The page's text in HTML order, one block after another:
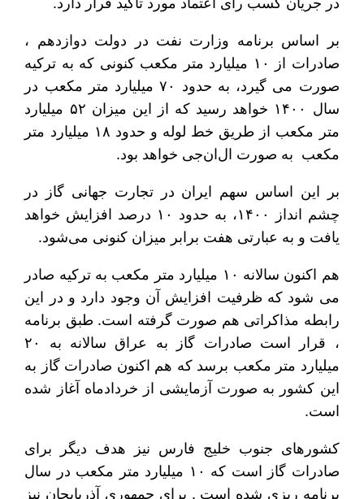
بر اساس برنامه وزارت نفت در دولت دوازدهم ،
صادرات از ۱۰ میلیارد متر مکعب کنونی که به ترکیه
صورت می گیرد، به حدود ۷۰ میلیارد متر مکعب در
سال ۱۴۰۰ خواهد رسید که از این میزان ۵۲ میلیارد
متر مکعب از طریق خط لوله و حدود ۱۸ میلیارد متر
مکعب به صورت ال‌ان‌جی خواهد بود.
بر این اساس سهم ایران در تجارت جهانی گاز در
چشم انداز ۱۴۰۰، به حدود ۱۰ درصد افزایش خواهد
یافت و به عبارتی هفت برابر میزان کنونی می‌شود.
هم اکنون سالانه ۱۰ میلیارد متر مکعب به ترکیه صادر
می شود که ظرفیت افزایش آن وجود دارد و در این
رابطه مذاکراتی هم صورت گرفته است. طبق برنامه
، قرار است صادرات گاز به عراق سالانه به ۲۰
میلیارد متر مکعب برسد که هم اکنون صادرات گاز به
این کشور به صورت آزمایشی از خردادماه آغاز شده
است.
کشورهای جنوب خلیج فارس نیز هدف دیگر برای
صادرات گاز است که ۱۰ میلیارد متر مکعب در سال
برنامه ریزی شده است . برای جمهوری آذربایجان نیز